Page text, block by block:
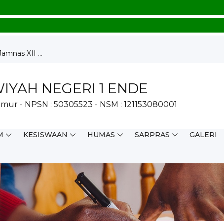
XII ...
Melalui...
Mendala...
Madrasa...
NEGERI 1 ENDE
- NPSN : 50305523 - NSM : 121153080001
KESISWAAN HUMAS SARPRAS GALERI